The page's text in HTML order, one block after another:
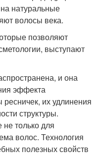
натуральные
волосы века.
позволяют
выступают
и она
эффекта
ресничек, их удлинения
структуры.
только для
волос. Технология
полезных свойств